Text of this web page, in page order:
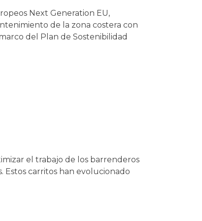
Next Generation EU,
de la zona costera con
del Plan de Sostenibilidad
el trabajo de los barrenderos
Estos carritos han evolucionado